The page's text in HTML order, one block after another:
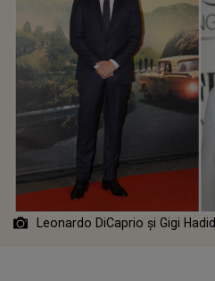
Leonardo DiCaprio și Gigi Hadid